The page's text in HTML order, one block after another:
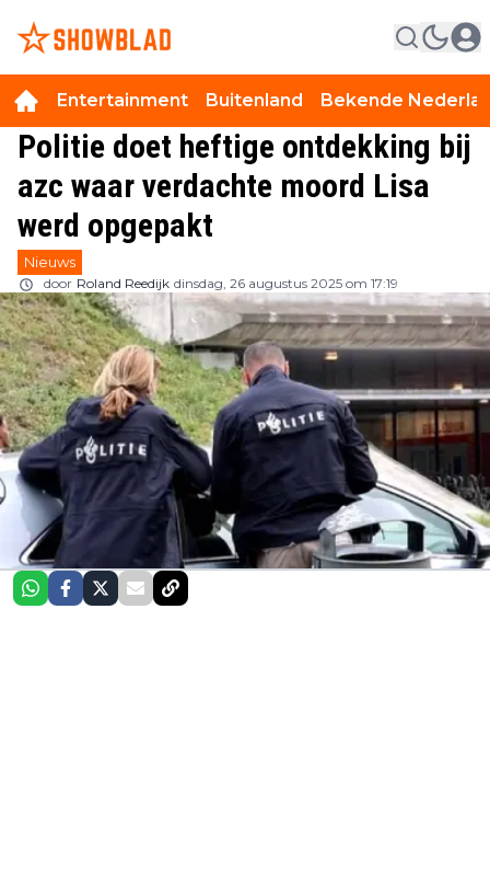
Entertainment Buitenland Bekende
Politie doet heftige ontdekking bij
azc waar verdachte moord Lisa
werd opgepakt
Nieuws
door Roland Reedijk dinsdag, 26 augustus 2025 om 17:19